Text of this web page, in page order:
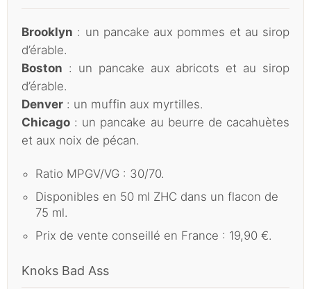
Brooklyn : un pancake aux pommes et au sirop
d’érable.
Boston : un pancake aux abricots et au sirop
d’érable.
Denver : un muffin aux myrtilles.
Chicago : un pancake au beurre de cacahuètes
et aux noix de pécan.
Ratio MPGV/VG : 30/70.
Disponibles en 50 ml ZHC dans un flacon de
75 ml.
Prix de vente conseillé en France : 19,90 €.
Knoks Bad Ass